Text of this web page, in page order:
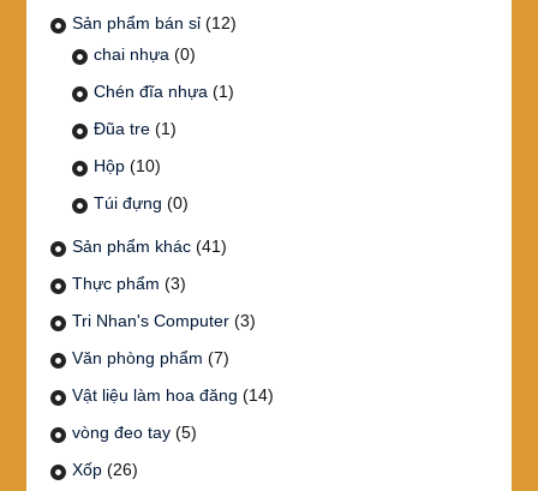
Sản phẩm bán sỉ (12)
chai nhựa (0)
Chén đĩa nhựa (1)
Đũa tre (1)
Hộp (10)
Túi đựng (0)
Sản phẩm khác (41)
Thực phẩm (3)
Tri Nhan's Computer (3)
Văn phòng phẩm (7)
Vật liệu làm hoa đăng (14)
vòng đeo tay (5)
Xốp (26)